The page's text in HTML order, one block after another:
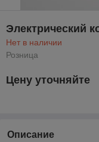
Электрический
Нет в наличии
Розница
Цену уточняйте
Описание